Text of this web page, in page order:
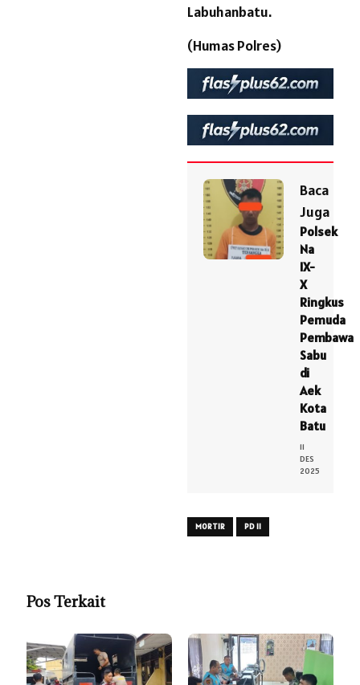
Labuhanbatu.
(Humas Polres)
Baca
Juga
Polsek
Na
IX-
X
Ringkus
Pemuda
Pembawa
Sabu
di
Aek
Kota
Batu
11
DES
2025
MORTIR PD II
Pos Terkait